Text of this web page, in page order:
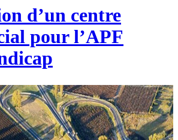
d’un centre
pour l’APF